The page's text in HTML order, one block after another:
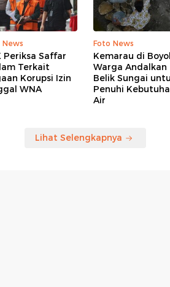
News
Periksa Saffar
Terkait
Korupsi Izin
WNA
Foto News
Kemarau di
Warga Andalkan
Belik Sungai
Penuhi
Air
Lihat Selengkapnya